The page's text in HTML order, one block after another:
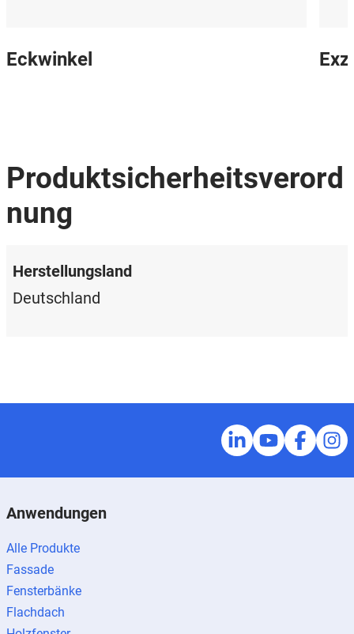
Eckwinkel
Produktsicherheitsverord
nung
Herstellungsland
Deutschland
Anwendungen
Alle Produkte
Fassade
Fensterbänke
Flachdach